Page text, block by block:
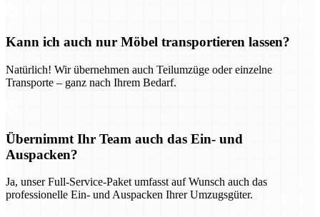
Kann ich auch nur Möbel transportieren lassen?
Natürlich! Wir übernehmen auch Teilumzüge oder einzelne
Transporte – ganz nach Ihrem Bedarf.
Übernimmt Ihr Team auch das Ein- und
Auspacken?
Ja, unser Full-Service-Paket umfasst auf Wunsch auch das
professionelle Ein- und Auspacken Ihrer Umzugsgüter.